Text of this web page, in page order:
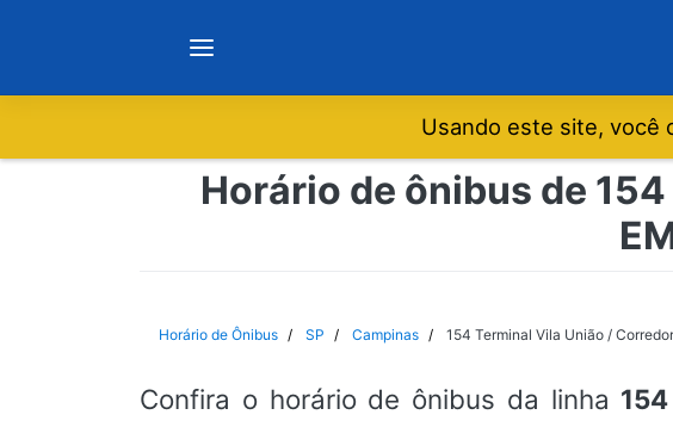
Notícias
São Paulo
Usando este site, você
Horário de ônibus de
Horário de Ônibus SP Campinas 154 Terminal Vila União /
Confira o horário de ônibus da linha